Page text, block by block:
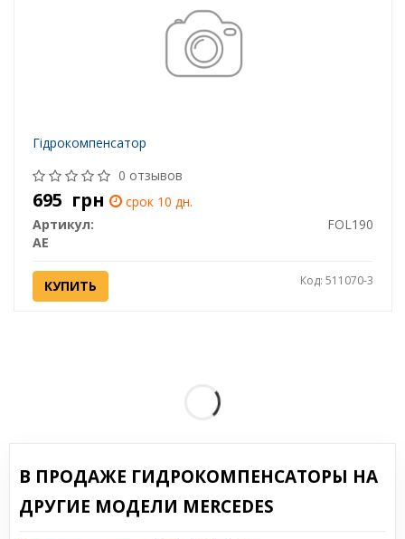
Гідрокомпенсатор
0 отзывов
695 грн
срок 10 дн.
Артикул:
FOL190
AE
КУПИТЬ Код: 511070-3
В ПРОДАЖЕ ГИДРОКОМПЕНСАТОРЫ НА
ДРУГИЕ МОДЕЛИ MERCEDES